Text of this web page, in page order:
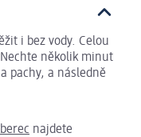
i bez vody. Celou
několik minut
pachy, a následně
najdete